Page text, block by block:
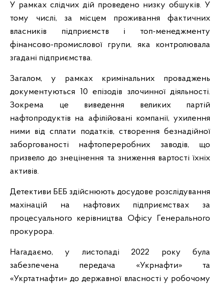
У рамках слідчих дій проведено низку обшуків. У
тому числі, за місцем проживання фактичних
власників підприємств і топ-менеджменту
фінансово-промислової групи, яка контролювала
згадані підприємства.
Загалом, у рамках кримінальних проваджень
документуються 10 епізодів злочинної діяльності.
Зокрема це виведення великих партій
нафтопродуктів на афілійовані компанії, ухилення
ними від сплати податків, створення безнадійної
заборгованості нафтопереробних заводів, що
призвело до знецінення та зниження вартості їхніх
активів.
Детективи БЕБ здійснюють досудове розслідування
махінацій на нафтових підприємствах за
процесуального керівництва Офісу Генерального
прокурора.
Нагадаємо, у листопаді 2022 року була
забезпечена передача «Укрнафти» та
«Укртатнафти» до державної власності у робочому